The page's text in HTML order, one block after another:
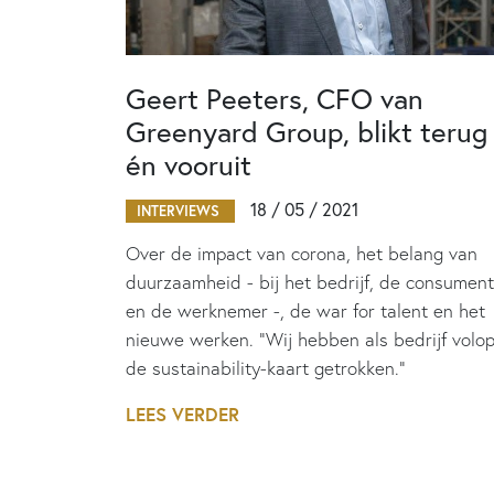
Geert Peeters, CFO van
Greenyard Group, blikt terug
én vooruit
INTERVIEWS 18 / 05 / 2021
Over de impact van corona, het belang van
duurzaamheid - bij het bedrijf, de consument
en de werknemer -, de war for talent en het
nieuwe werken. “Wij hebben als bedrijf volop
de sustainability-kaart getrokken."
LEES VERDER